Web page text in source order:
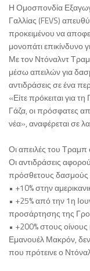
Η Ομοσπονδία
Γαλλίας (FEVS)
προκειμένου να
μονοπάτι επικίνδυνο
Με τον Ντόναλντ
μέσω απειλών για
αντιδράσεις σε ένα
«Είτε πρόκειται για
Γάζα, οι πρόσφατες
νέα», αναφέρεται σε
Οι απειλές του Τραμπ
Οι αντιδράσεις
πρόσθετους δασμούς
• +10% στην
• +25% από την 1η
προσάρτησης της
• +200% στους
Εμανουέλ Μακρόν,
που πρότεινε ο